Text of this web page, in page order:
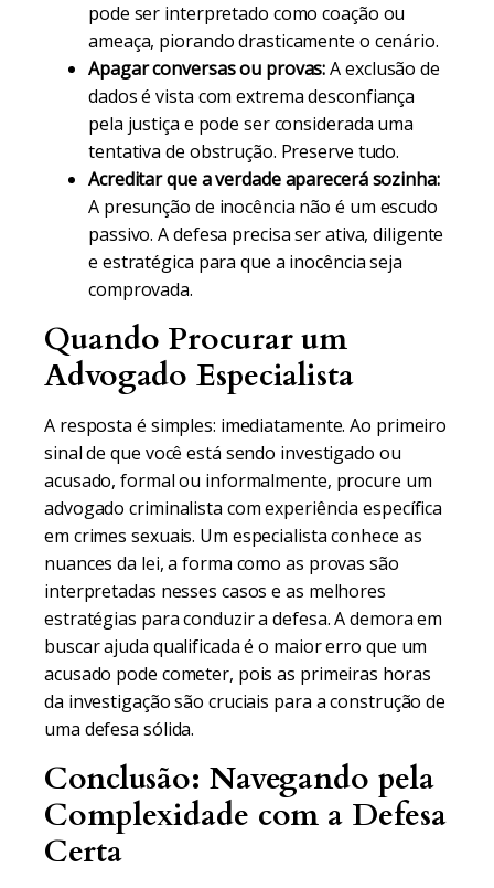
pode ser interpretado como coação ou
ameaça, piorando drasticamente o cenário.
Apagar conversas ou provas:A exclusão de
dados é vista com extrema desconfiança
pela justiça e pode ser considerada uma
tentativa de obstrução. Preserve tudo.
Acreditar que a verdade aparecerá sozinha:
A presunção de inocência não é um escudo
passivo. A defesa precisa ser ativa, diligente
e estratégica para que a inocência seja
comprovada.
Quando Procurar um
Advogado Especialista
A resposta é simples: imediatamente. Ao primeiro
sinal de que você está sendo investigado ou
acusado, formal ou informalmente, procure um
advogado criminalista com experiência específica
em crimes sexuais. Um especialista conhece as
nuances da lei, a forma como as provas são
interpretadas nesses casos e as melhores
estratégias para conduzir a defesa. A demora em
buscar ajuda qualificada é o maior erro que um
acusado pode cometer, pois as primeiras horas
da investigação são cruciais para a construção de
uma defesa sólida.
Conclusão: Navegando pela
Complexidade com a Defesa
Certa